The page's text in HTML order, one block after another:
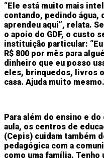
“Ele está muito mais
contando, pedindo água,
aprendeu aqui”, relata.
o apoio do GDF, o custo
instituição particular:
R$ 800 por mês para
dinheiro que eu posso
eles, brinquedos, livros
casa. Ajuda muito
Para além do ensino e
aula, os centros de
(Cepis) cuidam também
pedagógica com a
como uma família.